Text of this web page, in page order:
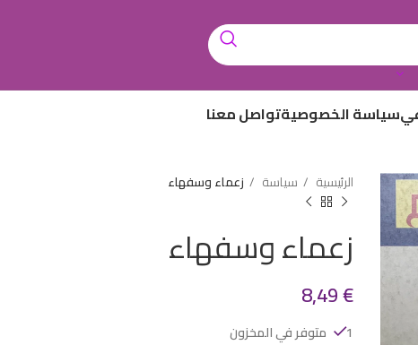
سياسة الخصوصيةتواصل معنا
الرئيسية سياسة زعماء وسفهاء
زعماء وسفهاء
8,49€
1 متوفر في المخزون